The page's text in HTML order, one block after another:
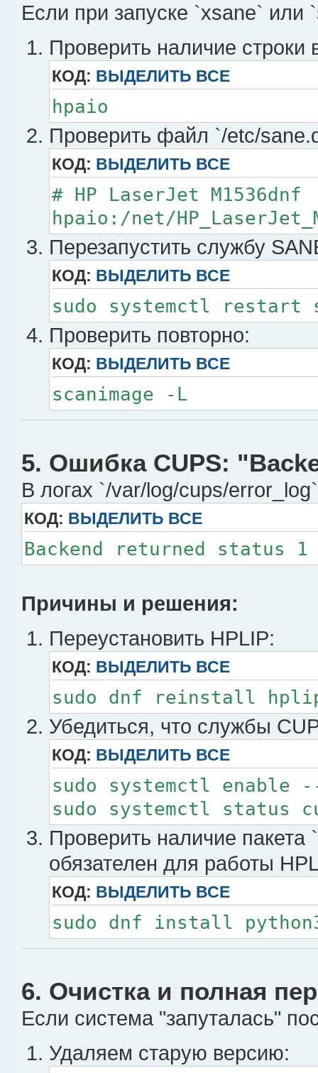
Если при запуске `xsane` или
Проверить наличие строки
КОД: ВЫДЕЛИТЬ ВСЕ
hpaio
Проверить файл `/etc/
КОД: ВЫДЕЛИТЬ ВСЕ
# HP LaserJet M1536dnf
hpaio:/net/
Перезапустить службу
КОД: ВЫДЕЛИТЬ ВСЕ
sudo systemctl restart
Проверить повторно:
КОД: ВЫДЕЛИТЬ ВСЕ
scanimage -L
5. Ошибка CUPS:
В логах `/var/log/cups/
КОД: ВЫДЕЛИТЬ ВСЕ
Backend returned status
Причины и решения:
Переустановить HPLIP:
КОД: ВЫДЕЛИТЬ ВСЕ
sudo dnf reinstall
Убедиться, что службы
КОД: ВЫДЕЛИТЬ ВСЕ
sudo systemctl enable
sudo systemctl status
Проверить наличие пакета
обязателен для работы
КОД: ВЫДЕЛИТЬ ВСЕ
sudo dnf install
6. Очистка и полная
Если система "запуталась"
Удаляем старую версию: